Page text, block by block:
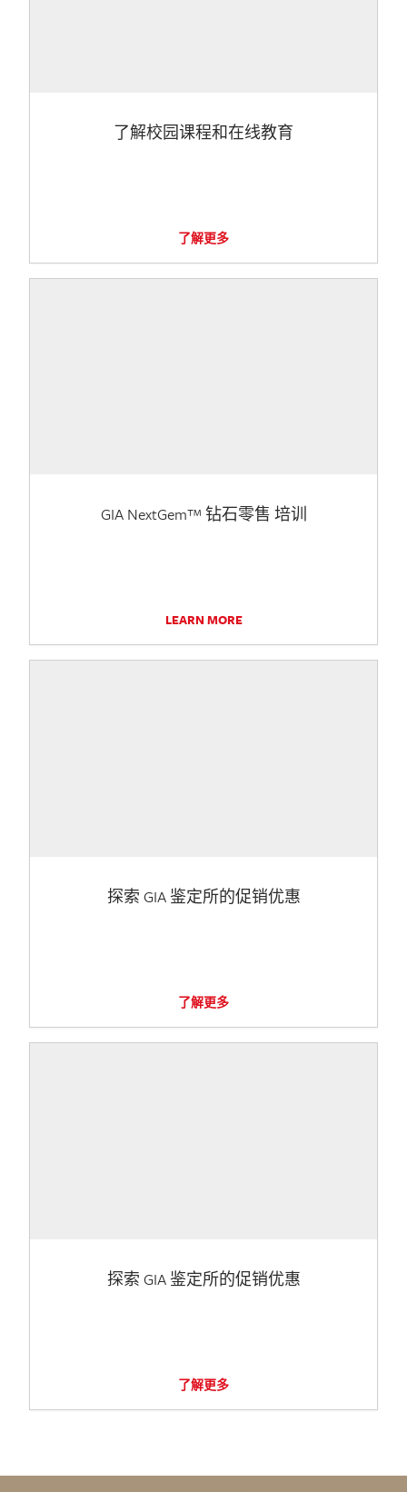
了解校园课程和在线教育
了解更多
GIA NextGem™ 钻石零售 培训
LEARN MORE
探索 GIA 鉴定所的促销优惠
了解更多
探索 GIA 鉴定所的促销优惠
了解更多